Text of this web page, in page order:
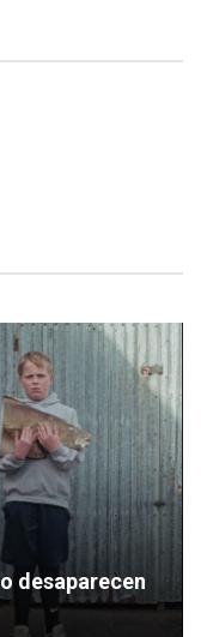
desaparecen